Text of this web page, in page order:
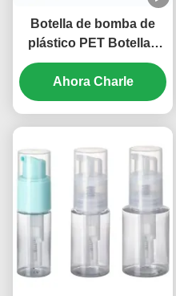
Botella de bomba de
plástico PET Botellas
de bomba de loción
vacías 150 ml 200 ml
300 ml (MC-416)
Ahora Charle